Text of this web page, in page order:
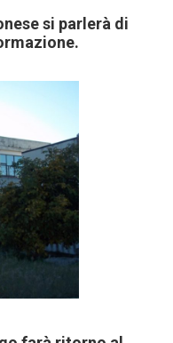
si parlerà di